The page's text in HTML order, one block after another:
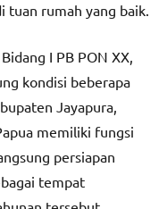
tuan rumah yang baik.
I PB PON XX,
kondisi beberapa
Jayapura,
memiliki fungsi
persiapan
tempat